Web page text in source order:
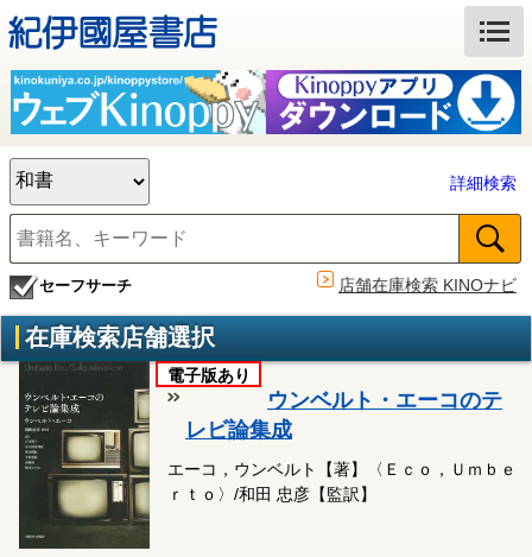
詳細検索
セーフサーチ 店舗在庫検索 KINOナビ
在庫検索店舗選択
電子版あり
ウンベルト・エーコのテ
レビ論集成
エーコ，ウンベルト【著】〈Ｅｃｏ，Ｕｍｂｅ
ｒｔｏ〉/和田 忠彦【監訳】